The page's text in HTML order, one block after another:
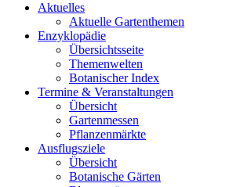
Aktuelles
Aktuelle Gartenthemen
Enzyklopädie
Übersichtsseite
Themenwelten
Botanischer Index
Termine & Veranstaltungen
Übersicht
Gartenmessen
Pflanzenmärkte
Ausflugsziele
Übersicht
Botanische Gärten